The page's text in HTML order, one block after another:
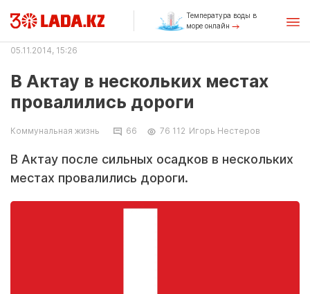
Температура воды в
море онлайн
05.11.2014, 15:26
В Актау в нескольких местах
провалились дороги
Коммунальная жизнь 66 76 112 Игорь Нестеров
В Актау после сильных осадков в нескольких
местах провалились дороги.